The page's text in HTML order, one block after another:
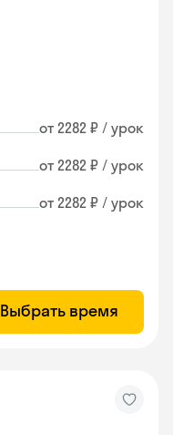
от 2282 ₽ / урок
от 2282 ₽ / урок
от 2282 ₽ / урок
Выбрать время